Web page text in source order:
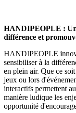
HANDIPEOPLE :
différence et
HANDIPEOPLE
sensibiliser à la
en plein air. Que ce
jeux ou lors
interactifs permettent
manière ludique les
opportunité